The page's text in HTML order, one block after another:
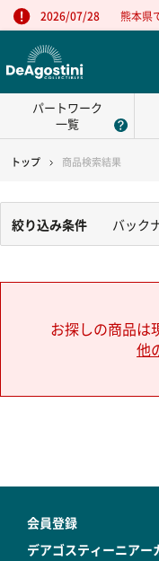
2026/07/28 熊本県
パートワーク
一覧
トップ 商品検索結果
絞り込み条件 バック
お探しの商品は
他
会員登録
デアゴスティーニアー